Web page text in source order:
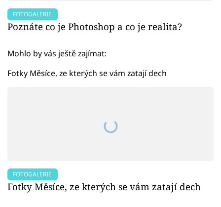
FOTOGALERIE
Poznáte co je Photoshop a co je realita?
Mohlo by vás ještě zajímat:
Fotky Měsíce, ze kterých se vám zatají dech
FOTOGALERIE
Fotky Měsíce, ze kterých se vám zatají dech